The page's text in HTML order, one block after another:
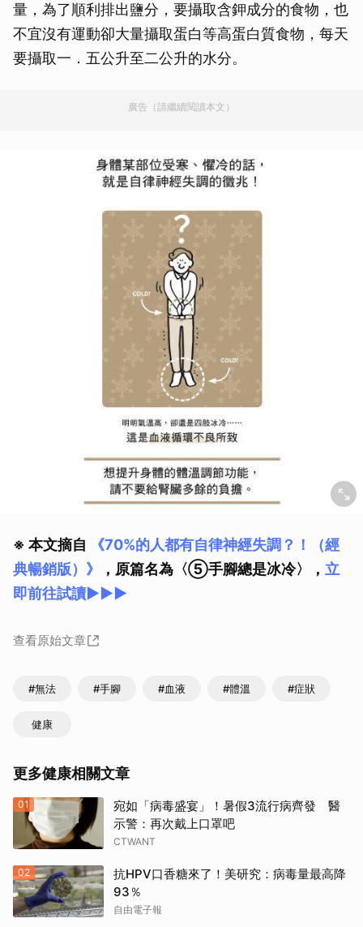
量，為了順利排出鹽分，要攝取含鉀成分的食物，也
不宜沒有運動卻大量攝取蛋白等高蛋白質食物，每天
要攝取一．五公升至二公升的水分。
廣告（請繼續閱讀本文）
※ 本文摘自
《70%的人都有自律神經失調？！（經
典暢銷版）》
，原篇名為〈⑤手腳總是冰冷〉， 立
即前往試讀►►►
查看原始文章
#無法 #手腳 #血液 #體溫 #症狀
健康
更多健康相關文章
01
宛如「病毒盛宴」！暑假3流行病齊發 醫
示警：再次戴上口罩吧
CTWANT
02
抗HPV口香糖來了！美研究：病毒量最高降
93％
自由電子報